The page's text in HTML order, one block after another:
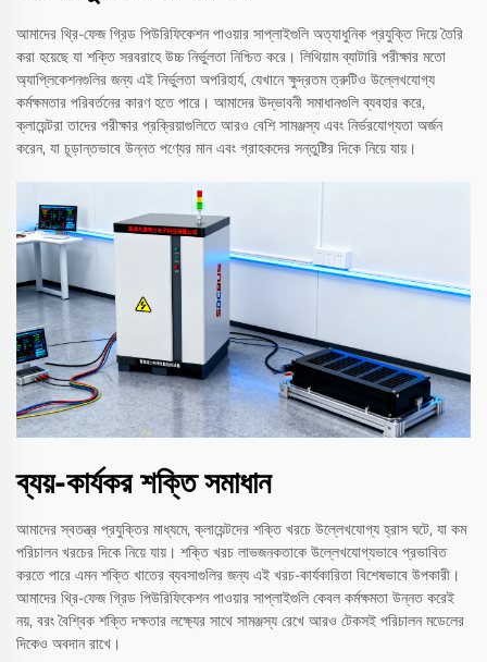
আমাদের থ্রি-ফেজ গ্রিড পিউরিফিকেশন পাওয়ার সাপ্লাইগুলি অত্যাধুনিক প্রযুক্তি দিয়ে তৈরি
করা হয়েছে যা শক্তি সরবরাহে উচ্চ নির্ভুলতা নিশ্চিত করে। লিথিয়াম ব্যাটারি পরীক্ষার মতো
অ্যাপ্লিকেশনগুলির জন্য এই নির্ভুলতা অপরিহার্য, যেখানে ক্ষুদ্রতম ত্রুটিও উল্লেখযোগ্য
কর্মক্ষমতার পরিবর্তনের কারণ হতে পারে। আমাদের উদ্ভাবনী সমাধানগুলি ব্যবহার করে,
ক্লায়েন্টরা তাদের পরীক্ষার প্রক্রিয়াগুলিতে আরও বেশি সামঞ্জস্য এবং নির্ভরযোগ্যতা অর্জন
করেন, যা চূড়ান্তভাবে উন্নত পণ্যের মান এবং গ্রাহকদের সন্তুষ্টির দিকে নিয়ে যায়।
ব্যয়-কার্যকর শক্তি সমাধান
আমাদের স্বতন্ত্র প্রযুক্তির মাধ্যমে, ক্লায়েন্টদের শক্তি খরচে উল্লেখযোগ্য হ্রাস ঘটে, যা কম
পরিচালন খরচের দিকে নিয়ে যায়। শক্তি খরচ লাভজনকতাকে উল্লেখযোগ্যভাবে প্রভাবিত
করতে পারে এমন শক্তি খাতের ব্যবসাগুলির জন্য এই খরচ-কার্যকারিতা বিশেষভাবে উপকারী।
আমাদের থ্রি-ফেজ গ্রিড পিউরিফিকেশন পাওয়ার সাপ্লাইগুলি কেবল কর্মক্ষমতা উন্নত করেই
নয়, বরং বৈশ্বিক শক্তি দক্ষতার লক্ষ্যের সাথে সামঞ্জস্য রেখে আরও টেকসই পরিচালন মডেলের
দিকেও অবদান রাখে।